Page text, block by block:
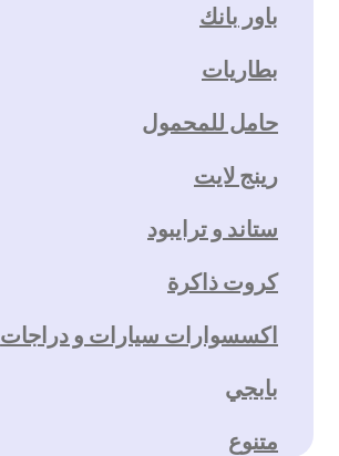
باور بانك
بطاريات
حامل للمحمول
رينج لايت
ستاند و ترايبود
كروت ذاكرة
اكسسوارات سيارات و دراجات
بابجي
متنوع